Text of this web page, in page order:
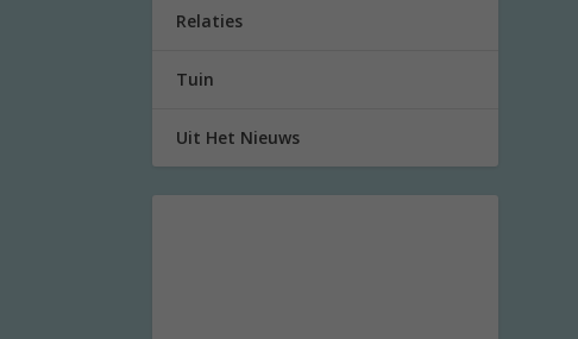
Relaties
Tuin
Uit Het Nieuws